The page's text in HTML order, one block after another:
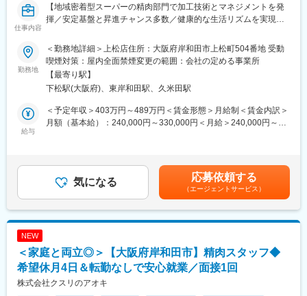
ルーチン業務が中心
1日の流れがある程度決まっているため、
チームでの作業
複数名で分担して業務を行うため、
困ったときはすぐにフォローを受けられます。
残業が少ない
時間管理がしやすく、
月の残業は20時間以内と無理なく働けます。
・急なご家庭の事情にも理解のある環境
子育て中のスタッフも多数活躍中です。
・入社後はOJTで丁寧にサポート
一から学べる環境が整っています。
■キャリアステップ
仕事内容
【地域密着型スーパーの精肉部門で加工技術とマネジメントを発
揮／安定基盤と昇進チャンス多数／健康的な生活リズムを実現で
■魅力の要約
・全国規模でキャリアを築ける環境／SV・本部など多彩なキャリ
アパス◎
・成長率トップクラス企業でポスト増加中、早期昇格が可能！
・売場づくりから数値管理、人材育成までマネジメント力を総合
的に強化
の中核を担うチーフ候補を募集します。全国での店舗展開を加速
しているため、ポストも増加しており、キャリア志向の方に最適
なタイミングです。
す。将来的には複数店舗を統括するSVや本部職へのキャリアアッ
プも可能です。
■業務詳細
勤務地
＜勤務地詳細＞上松店住所：大阪府岸和田市上松町504番地 受動
喫煙対策：屋内全面禁煙変更の範囲：会社の定める事業所
【最寄り駅】
下松駅(大阪府)、東岸和田駅、久米田駅
給与
＜予定年収＞403万円～489万円＜賃金形態＞月給制＜賃金内訳＞
月額（基本給）：240,000円～330,000円＜月給＞240,000円～
覚書を交わし、実績に基づいて残業代を支払います。賃金はあく
までも目安の金額であり、選考を通じて上下する可能性がありま
す。月給(月額)は固定手当を含めた表記です。
気になる 応募依頼する
（エージェントサービス）
NEW
＜家庭と両立◎＞【大阪府岸和田市】精肉スタッフ◆
希望休月4日＆転勤なしで安心就業／面接1回
株式会社クスリのアオキ